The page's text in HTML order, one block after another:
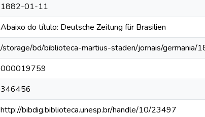
1882-01-11
Abaixo do título: Deutsche Zeitung für Brasilien
/storage/bd/biblioteca-martius-staden/jornais/germania/
000019759
346456
http://bibdig.biblioteca.unesp.br/handle/10/23497